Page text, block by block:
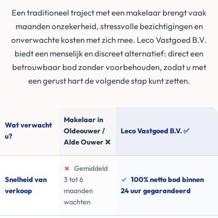
Een traditioneel traject met een makelaar brengt vaak
maanden onzekerheid, stressvolle bezichtigingen en
onverwachte kosten met zich mee. Leco Vastgoed B.V.
biedt een menselijk en discreet alternatief: direct een
betrouwbaar bod zonder voorbehouden, zodat u met
een gerust hart de volgende stap kunt zetten.
Wat verwacht
u?
Makelaar in
Oldeouwer /
Alde Ouwer ❌
Leco Vastgoed B.V. ✅
Snelheid van
verkoop
✗
Gemiddeld
3 tot 6
maanden
wachten
✓ 100% netto bod binnen
24 uur gegarandeerd